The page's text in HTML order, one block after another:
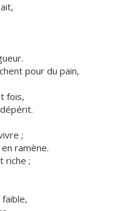
chent pour du pain,
fois,
;
ramène.
riche ;